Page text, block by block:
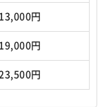
13,000円
19,000円
円